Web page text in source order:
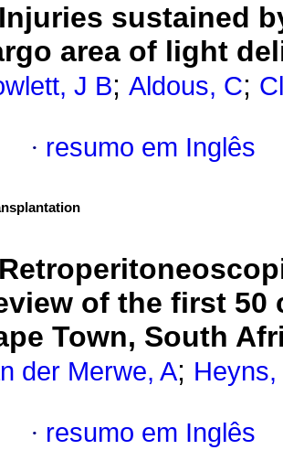
Injuries sustained
area of light
J B; Aldous, C;
· resumo em Inglês
of the first 50
Town, South
der Merwe, A;
· resumo em Inglês